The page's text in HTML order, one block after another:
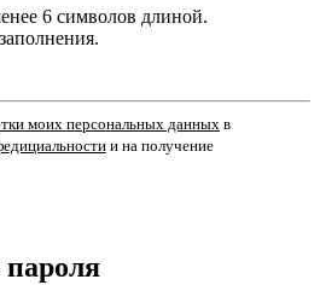
6 символов длиной.
моих персональных данных в
и на получение
пароля